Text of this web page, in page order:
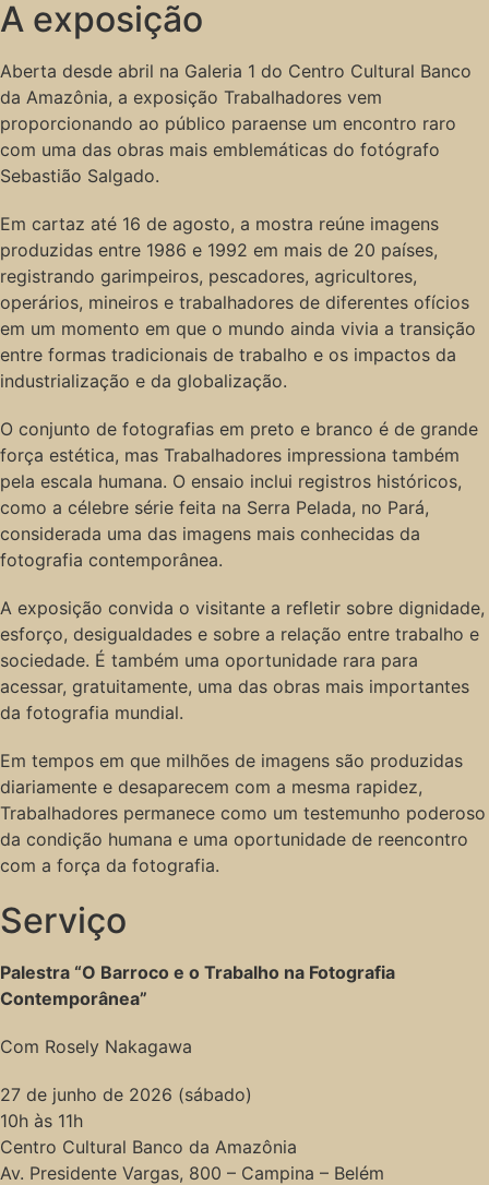
A exposição
Aberta desde abril na Galeria 1 do Centro Cultural Banco
da Amazônia, a exposição Trabalhadores vem
proporcionando ao público paraense um encontro raro
com uma das obras mais emblemáticas do fotógrafo
Sebastião Salgado.
Em cartaz até 16 de agosto, a mostra reúne imagens
produzidas entre 1986 e 1992 em mais de 20 países,
registrando garimpeiros, pescadores, agricultores,
operários, mineiros e trabalhadores de diferentes ofícios
em um momento em que o mundo ainda vivia a transição
entre formas tradicionais de trabalho e os impactos da
industrialização e da globalização.
O conjunto de fotografias em preto e branco é de grande
força estética, mas Trabalhadores impressiona também
pela escala humana. O ensaio inclui registros históricos,
como a célebre série feita na Serra Pelada, no Pará,
considerada uma das imagens mais conhecidas da
fotografia contemporânea.
A exposição convida o visitante a refletir sobre dignidade,
esforço, desigualdades e sobre a relação entre trabalho e
sociedade. É também uma oportunidade rara para
acessar, gratuitamente, uma das obras mais importantes
da fotografia mundial.
Em tempos em que milhões de imagens são produzidas
diariamente e desaparecem com a mesma rapidez,
Trabalhadores permanece como um testemunho poderoso
da condição humana e uma oportunidade de reencontro
com a força da fotografia.
Serviço
Palestra “O Barroco e o Trabalho na Fotografia
Contemporânea”
Com Rosely Nakagawa
27 de junho de 2026 (sábado)
10h às 11h
Centro Cultural Banco da Amazônia
Av. Presidente Vargas, 800 – Campina – Belém